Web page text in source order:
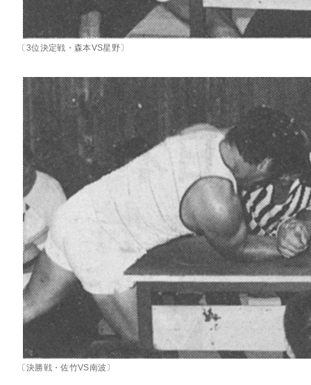
〔3位決定戦・森本VS星野〕
〔決勝戦・佐竹VS南波〕